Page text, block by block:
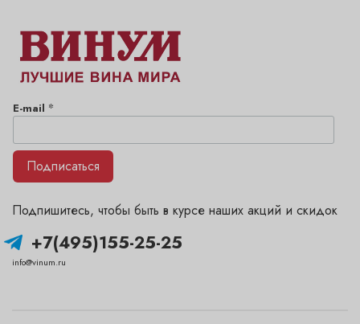
+7(495)155-25-25
info@vinum.ru
Подпишитесь, чтобы быть в курсе наших акций и скидок
E-mail *
Подписаться